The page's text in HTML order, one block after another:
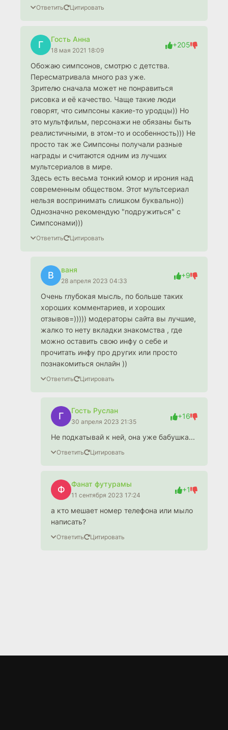
Ответить Цитировать
Г
Гость Анна
18 мая 2021 18:09
+205
Обожаю симпсонов, смотрю с детства.
Пересматривала много раз уже.
Зрителю сначала может не понравиться
рисовка и её качество. Чаще такие люди
говорят, что симпсоны какие-то уродцы)) Но
это мультфильм, персонажи не обязаны быть
реалистичными, в этом-то и особенность))) Не
просто так же Симпсоны получали разные
награды и считаются одним из лучших
мультсериалов в мире.
Здесь есть весьма тонкий юмор и ирония над
современным обществом. Этот мультсериал
нельзя воспринимать слишком буквально))
Однозначно рекомендую "подружиться" с
Симпсонами)))
Ответить Цитировать
В
ваня
28 апреля 2023 04:33
+9
Очень глубокая мысль, по больше таких
хороших комментариев, и хороших
отзывов=))))) модераторы сайта вы лучшие,
жалко то нету вкладки знакомства , где
можно оставить свою инфу о себе и
прочитать инфу про других или просто
познакомиться онлайн ))
Ответить Цитировать
Г
Гость Руслан
30 апреля 2023 21:35
+16
Не подкатывай к ней, она уже бабушка...
Ответить Цитировать
Ф
Фанат футурамы
11 сентября 2023 17:24
+1
а кто мешает номер телефона или мыло
написать?
Ответить Цитировать